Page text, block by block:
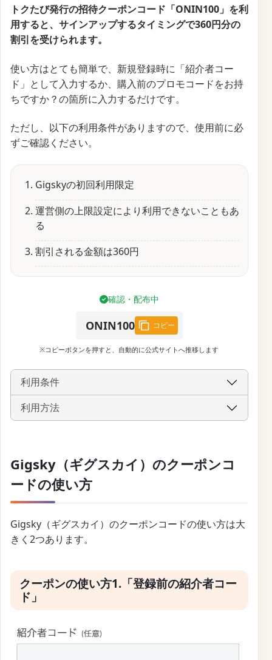
トクたび発行の招待クーポンコード「ONIN100」を利
用すると、サインアップするタイミングで360円分の
割引を受けられます。
使い方はとても簡単で、新規登録時に「紹介者コー
ド」として入力するか、購入前のプロモコードをお持
ちですか？の箇所に入力するだけです。
ただし、以下の利用条件がありますので、使用前に必
ずご確認ください。
Gigskyの初回利用限定
運営側の上限設定により利用できないこともあ
る
割引される金額は360円
確認・配布中
ONIN100 コピー
※コピーボタンを押すと、自動的に公式サイトへ推移します
利用条件
利用方法
Gigsky（ギグスカイ）のクーポンコ
ードの使い方
Gigsky（ギグスカイ）のクーポンコードの使い方は大
きく2つあります。
クーポンの使い方1.「登録前の紹介者コー
ド」